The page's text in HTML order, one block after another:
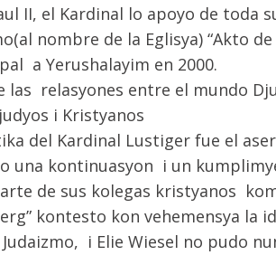
II, el Kardinal lo apoyo de toda
nombre de la Eglisya) “Akto
a Yerushalayim en 2000.
relasyones entre el mundo
i Kristyanos
del Kardinal Lustiger fue el
una kontinuasyon i un
de sus kolegas kristyanos
kontesto kon vehemensya la
i Elie Wiesel no pudo